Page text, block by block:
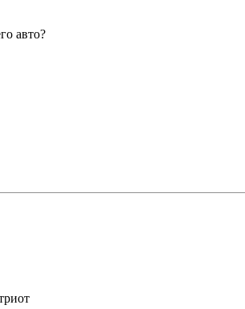
авто?